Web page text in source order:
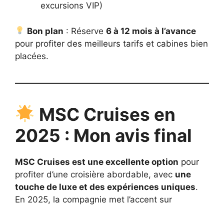
excursions VIP)
Bon plan : Réserve6 à 12 mois à l’avance
pour profiter des meilleurs tarifs et cabines bien
placées.
MSC Cruises en
2025 : Mon avis final
MSC Cruises est une excellente option pour
profiter d’une croisière abordable, avec une
touche de luxe et des expériences uniques.
En 2025, la compagnie met l’accent sur